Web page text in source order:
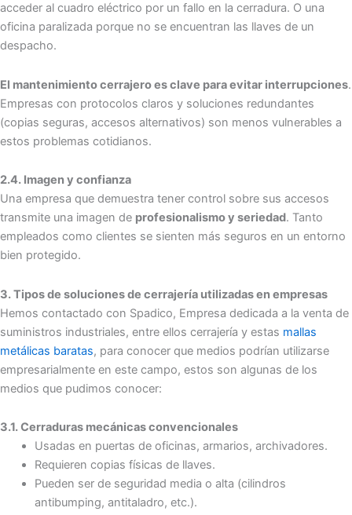
acceder al cuadro eléctrico por un fallo en la cerradura. O una
oficina paralizada porque no se encuentran las llaves de un
despacho.
El mantenimiento cerrajero es clave para evitar interrupciones.
Empresas con protocolos claros y soluciones redundantes
(copias seguras, accesos alternativos) son menos vulnerables a
estos problemas cotidianos.
2.4. Imagen y confianza
Una empresa que demuestra tener control sobre sus accesos
transmite una imagen de profesionalismo y seriedad. Tanto
empleados como clientes se sienten más seguros en un entorno
bien protegido.
3. Tipos de soluciones de cerrajería utilizadas en empresas
Hemos contactado con Spadico, Empresa dedicada a la venta de
suministros industriales, entre ellos cerrajería y estas mallas
metálicas baratas, para conocer que medios podrían utilizarse
empresarialmente en este campo, estos son algunas de los
medios que pudimos conocer:
3.1. Cerraduras mecánicas convencionales
Usadas en puertas de oficinas, armarios, archivadores.
Requieren copias físicas de llaves.
Pueden ser de seguridad media o alta (cilindros
antibumping, antitaladro, etc.).